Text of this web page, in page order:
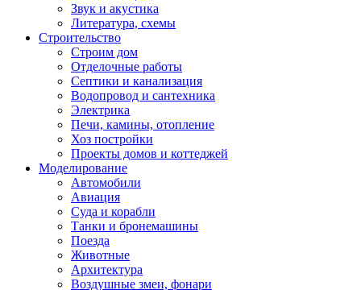
Звук и акустика
Литература, схемы
Строительство
Строим дом
Отделочные работы
Септики и канализация
Водопровод и сантехника
Электрика
Печи, камины, отопление
Хоз постройки
Проекты домов и коттеджей
Моделирование
Автомобили
Авиация
Суда и корабли
Танки и бронемашины
Поезда
Животные
Архитектура
Воздушные змеи, фонари